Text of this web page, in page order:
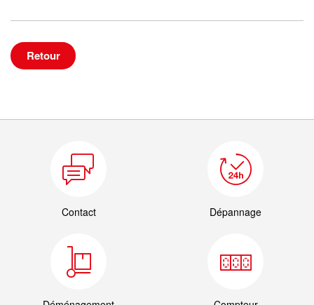
Retour
Contact Dépannage